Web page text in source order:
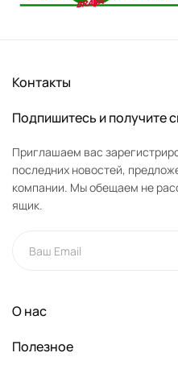
Контакты
Подпишитесь и получите
Приглашаем вас
последних новостей,
компании. Мы обещаем не
ящик.
О нас
Полезное